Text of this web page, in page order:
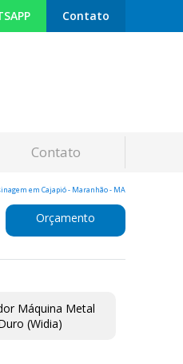
Contato
Contato
em Cajapió - Maranhão - MA
Orçamento
Máquina Metal
(Widia)